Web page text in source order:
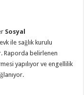
Sosyal
ile sağlık kurulu
Raporda belirlenen
yapılıyor ve engellilik